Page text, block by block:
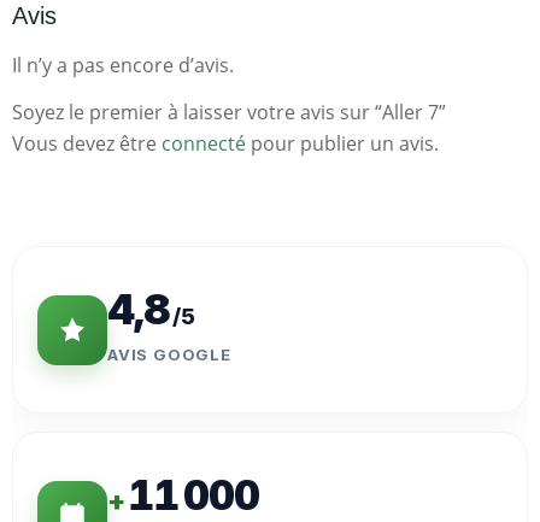
Avis
Il n’y a pas encore d’avis.
Soyez le premier à laisser votre avis sur “Aller 7”
Vous devez être connecté pour publier un avis.
4,8/5
AVIS GOOGLE
+11 000